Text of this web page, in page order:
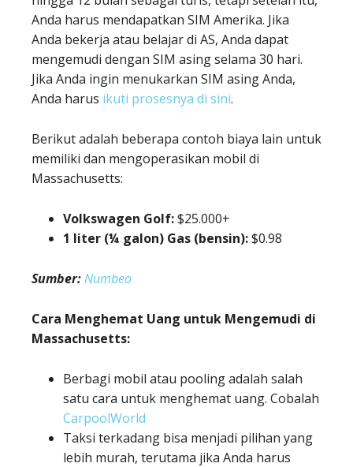
Anda harus mendapatkan SIM Amerika. Jika
Anda bekerja atau belajar di AS, Anda dapat
mengemudi dengan SIM asing selama 30 hari.
Jika Anda ingin menukarkan SIM asing Anda,
Anda harus ikuti prosesnya di sini.
Berikut adalah beberapa contoh biaya lain untuk
memiliki dan mengoperasikan mobil di
Massachusetts:
Volkswagen Golf:$25.000+
1 liter (¼ galon) Gas (bensin):$0.98
Sumber:Numbeo
Cara Menghemat Uang untuk Mengemudi di
Massachusetts:
Berbagi mobil atau pooling adalah salah
satu cara untuk menghemat uang. Cobalah
CarpoolWorld
Taksi terkadang bisa menjadi pilihan yang
lebih murah, terutama jika Anda harus